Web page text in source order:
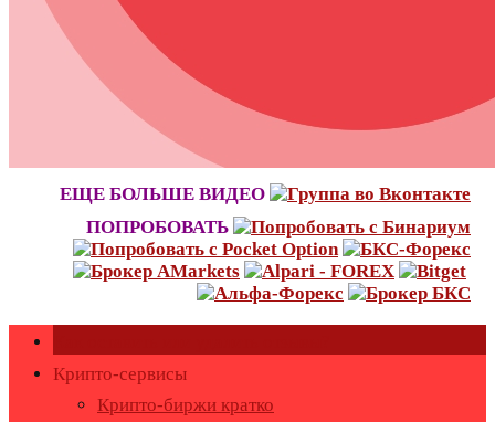
ЕЩЕ БОЛЬШЕ ВИДЕО
ПОПРОБОВАТЬ
Крипто-сервисы
Крипто-биржи кратко